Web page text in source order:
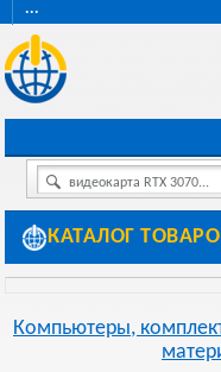
···
видеокарта RTX 3070...
КАТАЛОГ
Компьютеры,